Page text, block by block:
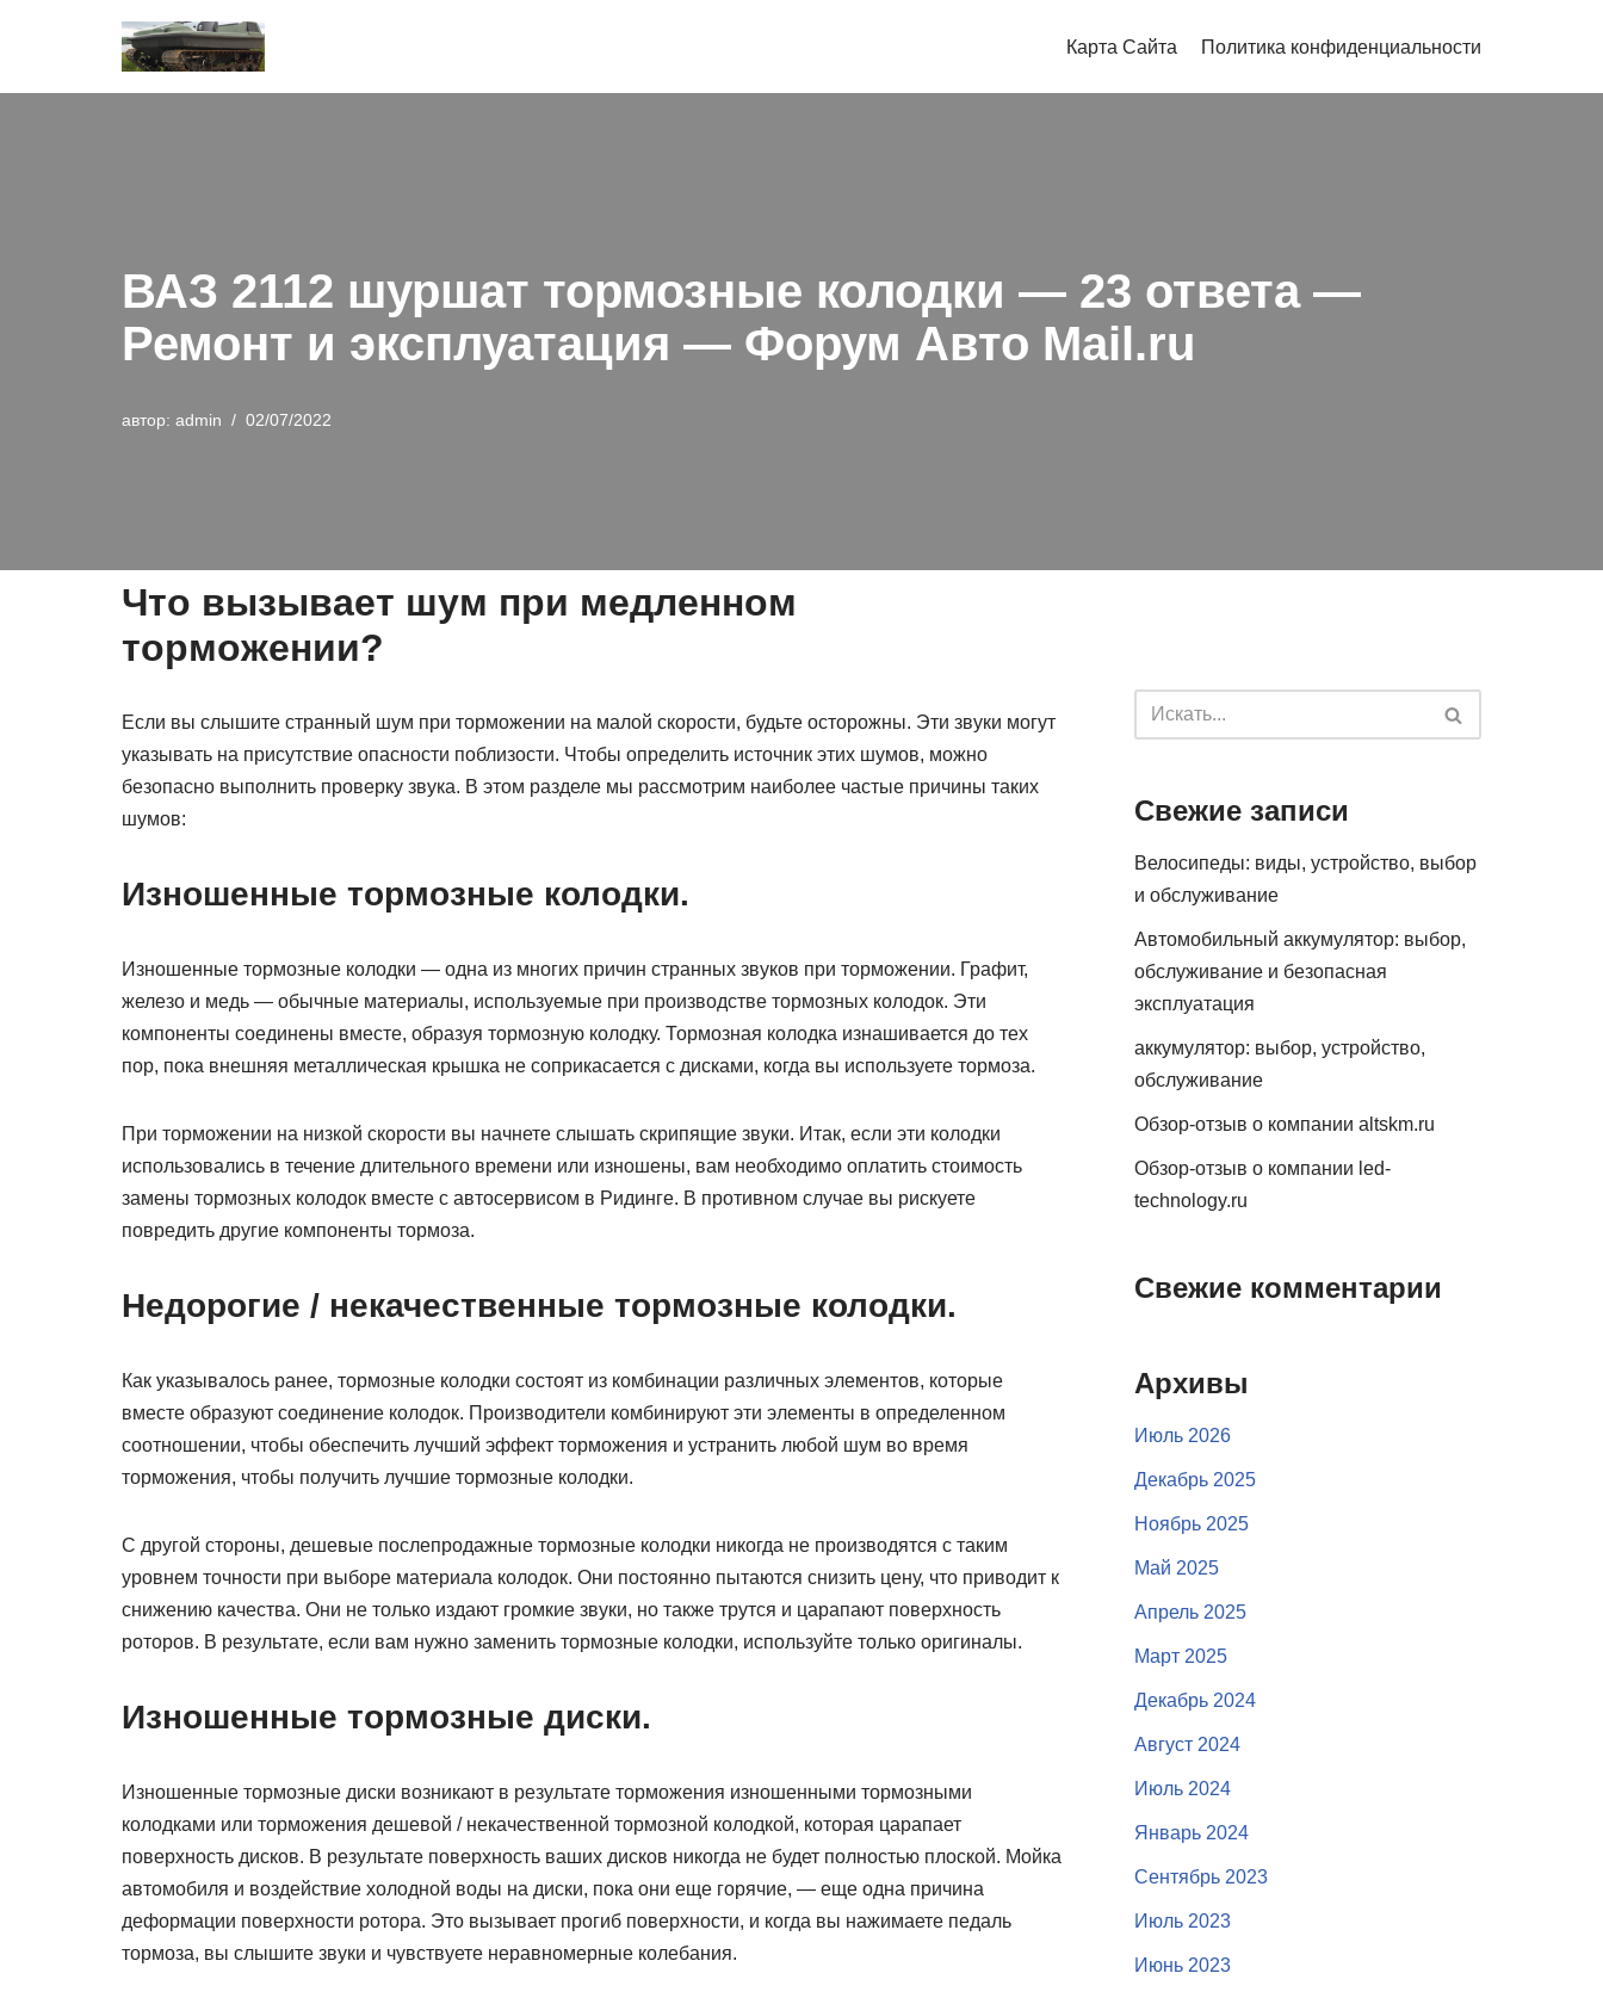
к
Карта Сайта Политика конфиденциальности
ВАЗ 2112 шуршат тормозные колодки — 23 ответа —
Ремонт и эксплуатация — Форум Авто Mail.ru
автор: admin 02/07/2022
Что вызывает шум при медленном
торможении?
Если вы слышите странный шум при торможении на малой скорости, будьте осторожны. Эти звуки могут
указывать на присутствие опасности поблизости. Чтобы определить источник этих шумов, можно
безопасно выполнить проверку звука. В этом разделе мы рассмотрим наиболее частые причины таких
шумов:
Изношенные тормозные колодки.
Изношенные тормозные колодки — одна из многих причин странных звуков при торможении. Графит,
железо и медь — обычные материалы, используемые при производстве тормозных колодок. Эти
компоненты соединены вместе, образуя тормозную колодку. Тормозная колодка изнашивается до тех
пор, пока внешняя металлическая крышка не соприкасается с дисками, когда вы используете тормоза.
При торможении на низкой скорости вы начнете слышать скрипящие звуки. Итак, если эти колодки
использовались в течение длительного времени или изношены, вам необходимо оплатить стоимость
замены тормозных колодок вместе с автосервисом в Ридинге. В противном случае вы рискуете
повредить другие компоненты тормоза.
Недорогие / некачественные тормозные колодки.
Как указывалось ранее, тормозные колодки состоят из комбинации различных элементов, которые
вместе образуют соединение колодок. Производители комбинируют эти элементы в определенном
соотношении, чтобы обеспечить лучший эффект торможения и устранить любой шум во время
торможения, чтобы получить лучшие тормозные колодки.
С другой стороны, дешевые послепродажные тормозные колодки никогда не производятся с таким
уровнем точности при выборе материала колодок. Они постоянно пытаются снизить цену, что приводит к
снижению качества. Они не только издают громкие звуки, но также трутся и царапают поверхность
роторов. В результате, если вам нужно заменить тормозные колодки, используйте только оригиналы.
Изношенные тормозные диски.
Изношенные тормозные диски возникают в результате торможения изношенными тормозными
колодками или торможения дешевой / некачественной тормозной колодкой, которая царапает
поверхность дисков. В результате поверхность ваших дисков никогда не будет полностью плоской. Мойка
автомобиля и воздействие холодной воды на диски, пока они еще горячие, — еще одна причина
деформации поверхности ротора. Это вызывает прогиб поверхности, и когда вы нажимаете педаль
тормоза, вы слышите звуки и чувствуете неравномерные колебания.
Свежие записи
Велосипеды: виды, устройство, выбор
и обслуживание
Автомобильный аккумулятор: выбор,
обслуживание и безопасная
эксплуатация
аккумулятор: выбор, устройство,
обслуживание
Обзор-отзыв о компании altskm.ru
Обзор-отзыв о компании led-
technology.ru
Свежие комментарии
Архивы
Июль 2026
Декабрь 2025
Ноябрь 2025
Май 2025
Апрель 2025
Март 2025
Декабрь 2024
Август 2024
Июль 2024
Январь 2024
Сентябрь 2023
Июль 2023
Июнь 2023